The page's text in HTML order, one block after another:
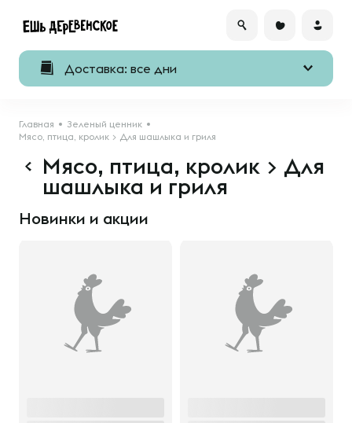
Доставка: все дни
Главная
Зеленый ценник
Мясо, птица, кролик > Для шашлыка и гриля
Мясо, птица, кролик > Для
шашлыка и гриля
Новинки и акции